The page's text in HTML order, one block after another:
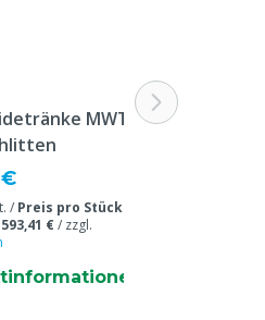
MWT,
/ Preis pro Stück
€/ zzgl.
M1509907